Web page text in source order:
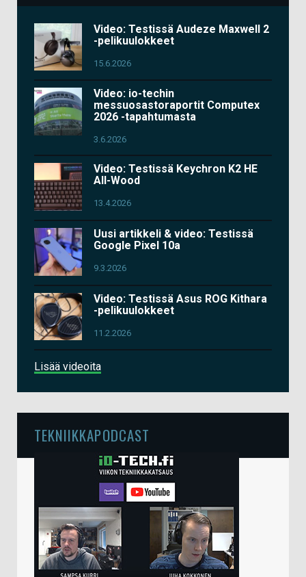
Video: Testissä Audeze Maxwell 2
-pelikuulokkeet
15.6.2026
Video: io-techin
messuosastoraportit Computex
2026 -tapahtumasta
3.6.2026
Video: Testissä Keychron K2 HE
All-Wood
13.4.2026
Uusi artikkeli & video: Testissä
Google Pixel 10a
9.3.2026
Video: Testissä Asus ROG Kithara
-pelikuulokkeet
11.2.2026
Lisää videoita
TEKNIIKKAPODCAST